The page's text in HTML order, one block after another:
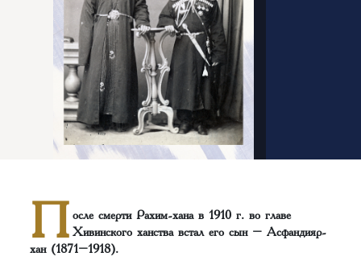
П осле смерти Рахим-хана в 1910 г. во главе
Хивинского ханства встал его сын – Асфандияр-
хан (1871–1918).